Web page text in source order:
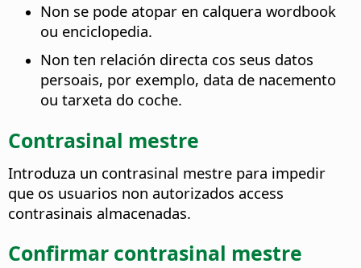
Non se pode atopar en calquera wordbook
ou enciclopedia.
Non ten relación directa cos seus datos
persoais, por exemplo, data de nacemento
ou tarxeta do coche.
Contrasinal mestre
Introduza un contrasinal mestre para impedir
que os usuarios non autorizados access
contrasinais almacenadas.
Confirmar contrasinal mestre